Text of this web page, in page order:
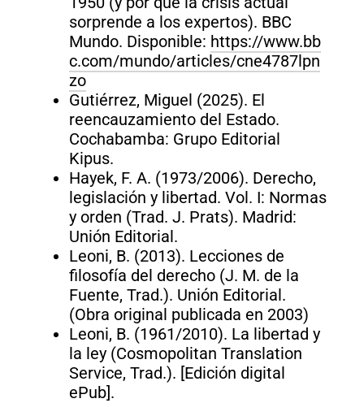
sorprende a los expertos). BBC
Mundo. Disponible: https://www.bb
c.com/mundo/articles/cne4787lpn
zo
Gutiérrez, Miguel (2025). El
reencauzamiento del Estado.
Cochabamba: Grupo Editorial
Kipus.
Hayek, F. A. (1973/2006). Derecho,
legislación y libertad. Vol. I: Normas
y orden (Trad. J. Prats). Madrid:
Unión Editorial.
Leoni, B. (2013). Lecciones de
filosofía del derecho (J. M. de la
Fuente, Trad.). Unión Editorial.
(Obra original publicada en 2003)
Leoni, B. (1961/2010). La libertad y
la ley (Cosmopolitan Translation
Service, Trad.). [Edición digital
ePub].